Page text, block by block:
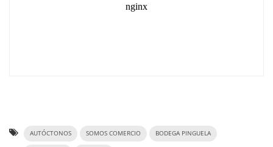
AUTÓCTONOS SOMOS COMERCIO BODEGA PINGUELA